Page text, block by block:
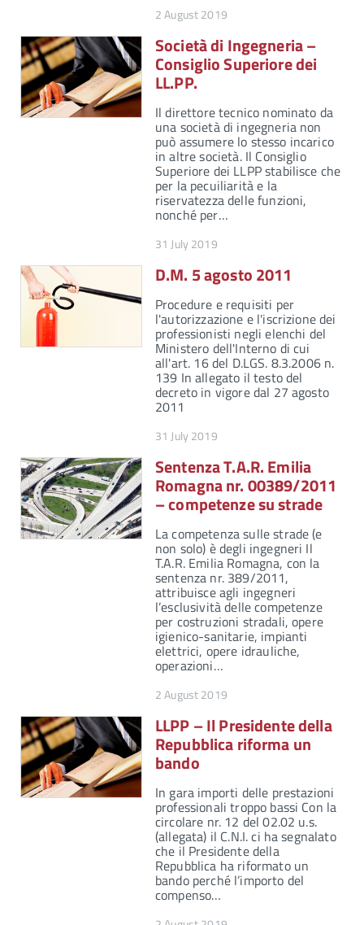
2 August 2019
Società di Ingegneria –
Consiglio Superiore dei
LL.PP.
Il direttore tecnico nominato da
una società di ingegneria non
può assumere lo stesso incarico
in altre società. Il Consiglio
Superiore dei LLPP stabilisce che
per la pecuiliarità e la
riservatezza delle funzioni,
nonché per…
31 July 2019
D.M. 5 agosto 2011
Procedure e requisiti per
l'autorizzazione e l'iscrizione dei
professionisti negli elenchi del
Ministero dell'Interno di cui
all'art. 16 del D.LGS. 8.3.2006 n.
139 In allegato il testo del
decreto in vigore dal 27 agosto
2011
31 July 2019
Sentenza T.A.R. Emilia
Romagna nr. 00389/2011
– competenze su strade
La competenza sulle strade (e
non solo) è degli ingegneri Il
T.A.R. Emilia Romagna, con la
sentenza nr. 389/2011,
attribuisce agli ingegneri
l’esclusività delle competenze
per costruzioni stradali, opere
igienico-sanitarie, impianti
elettrici, opere idrauliche,
operazioni…
2 August 2019
LLPP – Il Presidente della
Repubblica riforma un
bando
In gara importi delle prestazioni
professionali troppo bassi Con la
circolare nr. 12 del 02.02 u.s.
(allegata) il C.N.I. ci ha segnalato
che il Presidente della
Repubblica ha riformato un
bando perché l’importo del
compenso…